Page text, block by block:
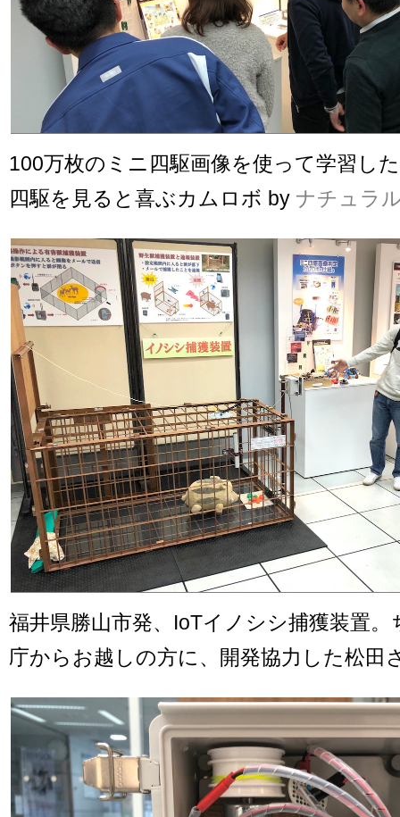
100万枚のミニ四駆画像を使って学習し
四駆を見ると喜ぶカムロボ by ナチュラ
福井県勝山市発、IoTイノシシ捕獲装置
庁からお越しの方に、開発協力した松田